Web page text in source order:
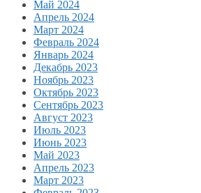
Май 2024
Апрель 2024
Март 2024
Февраль 2024
Январь 2024
Декабрь 2023
Ноябрь 2023
Октябрь 2023
Сентябрь 2023
Август 2023
Июль 2023
Июнь 2023
Май 2023
Апрель 2023
Март 2023